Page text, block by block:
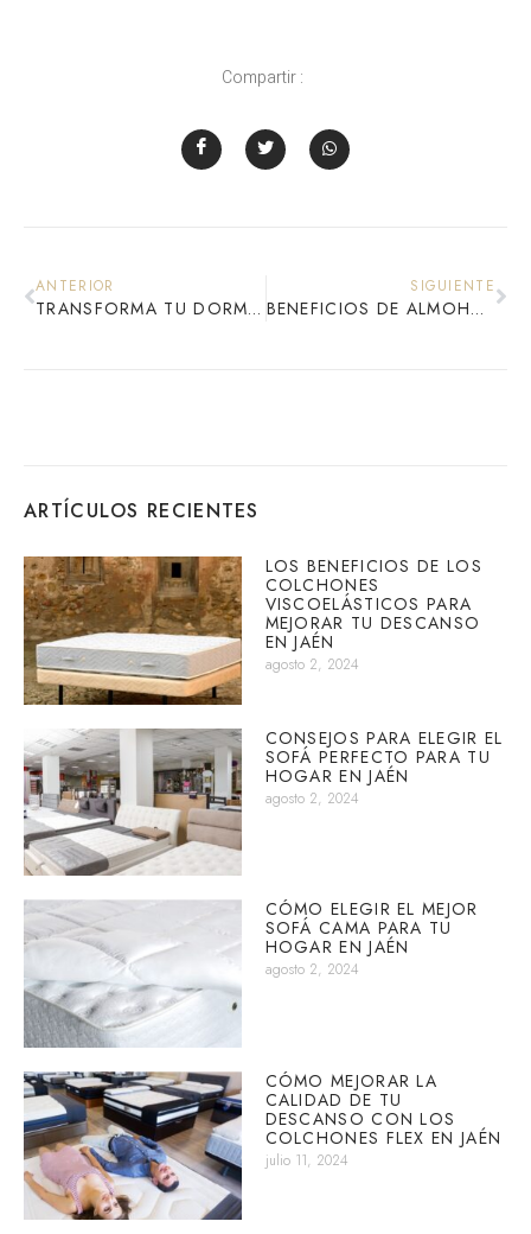
Compartir :
ANTERIOR
TRANSFORMA TU DORMITORIO CON ESTILO: LOS CABECEROS DE CAMA DE BLESA DESCANSO
SIGUIENTE
BENEFICIOS DE ALMOHADAS TERAPÉUTICAS MÁS ALLÁ DEL CONFORT
ARTÍCULOS RECIENTES
LOS BENEFICIOS DE LOS
COLCHONES
VISCOELÁSTICOS PARA
MEJORAR TU DESCANSO
EN JAÉN
agosto 2, 2024
CONSEJOS PARA ELEGIR EL
SOFÁ PERFECTO PARA TU
HOGAR EN JAÉN
agosto 2, 2024
CÓMO ELEGIR EL MEJOR
SOFÁ CAMA PARA TU
HOGAR EN JAÉN
agosto 2, 2024
CÓMO MEJORAR LA
CALIDAD DE TU
DESCANSO CON LOS
COLCHONES FLEX EN JAÉN
julio 11, 2024